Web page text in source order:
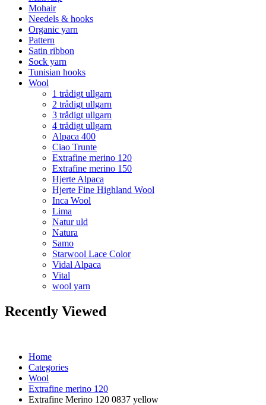
Mohair
Needels & hooks
Organic yarn
Pattern
Satin ribbon
Sock yarn
Tunisian hooks
Wool
1 trådigt ullgarn
2 trådigt ullgarn
3 trådigt ullgarn
4 trådigt ullgarn
Alpaca 400
Ciao Trunte
Extrafine merino 120
Extrafine merino 150
Hjerte Alpaca
Hjerte Fine Highland Wool
Inca Wool
Lima
Natur uld
Natura
Samo
Starwool Lace Color
Vidal Alpaca
Vital
wool yarn
Recently Viewed
Home
Categories
Wool
Extrafine merino 120
Extrafine Merino 120 0837 yellow